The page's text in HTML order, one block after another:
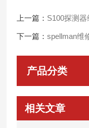
上一篇： S100探测
下一篇：spellman维
产品分类
相关文章